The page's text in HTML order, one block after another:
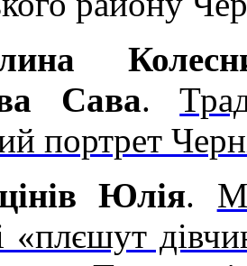
Сава.
портрет
Юлія.
«плєшут